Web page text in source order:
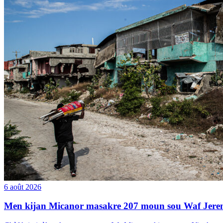
6 août 2026
Men kijan Micanor masakre 207 moun sou Waf